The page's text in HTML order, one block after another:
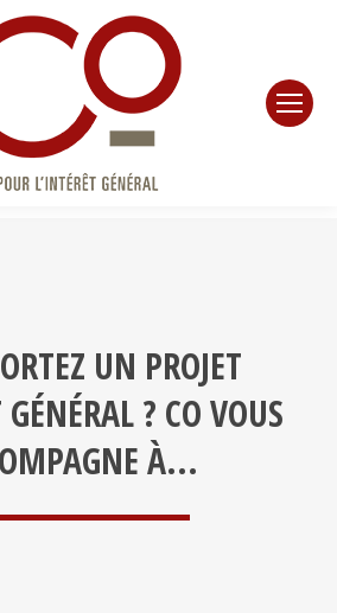
UN PROJET
? CO VOUS
À...